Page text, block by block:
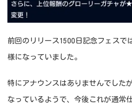
前回のリリース1500日記念フェスで
様になっていました。
特にアナウンスはありませんでした
なっているようで、今後これが通常